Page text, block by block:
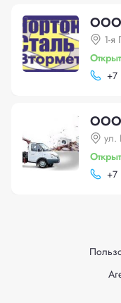
ООО
1-я
+7
ООО
ул.
+7